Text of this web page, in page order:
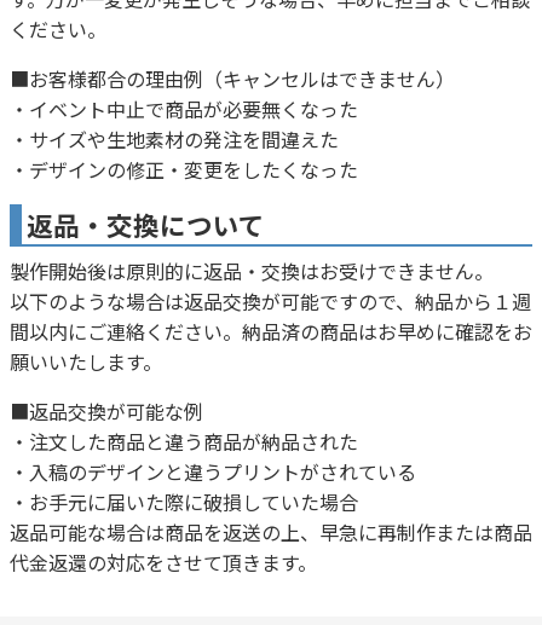
ください。
■お客様都合の理由例（キャンセルはできません）
・イベント中止で商品が必要無くなった
・サイズや生地素材の発注を間違えた
・デザインの修正・変更をしたくなった
返品・交換について
製作開始後は原則的に返品・交換はお受けできません。
以下のような場合は返品交換が可能ですので、納品から１週
間以内にご連絡ください。納品済の商品はお早めに確認をお
願いいたします。
■返品交換が可能な例
・注文した商品と違う商品が納品された
・入稿のデザインと違うプリントがされている
・お手元に届いた際に破損していた場合
返品可能な場合は商品を返送の上、早急に再制作または商品
代金返還の対応をさせて頂きます。